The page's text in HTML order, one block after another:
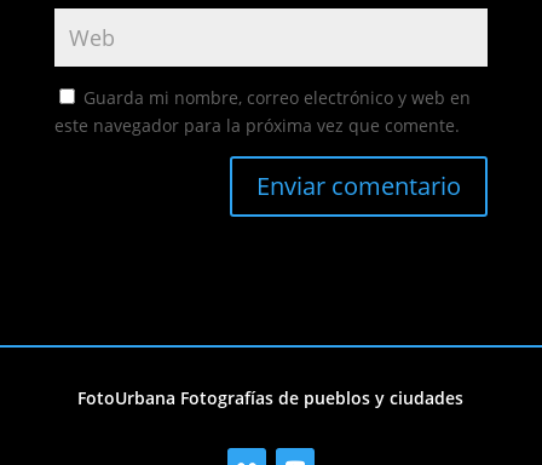
Guarda mi nombre, correo electrónico y web en
este navegador para la próxima vez que comente.
FotoUrbana Fotografías de pueblos y ciudades